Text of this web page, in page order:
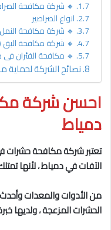
🔸 شركة مكافحة
انواع الصراصير
🔹 شركة مكافحة
🔸 شركة مكافحة
🔹 مكافحة الفئران
نصائح الشركة لحماية
احسن شركة
دمياط
تعتبر شركة مكافحة حشرات
الآفات في دمياط، لأنها
من الأدوات والمعدات
الحشرات المزعجة ، ولديها